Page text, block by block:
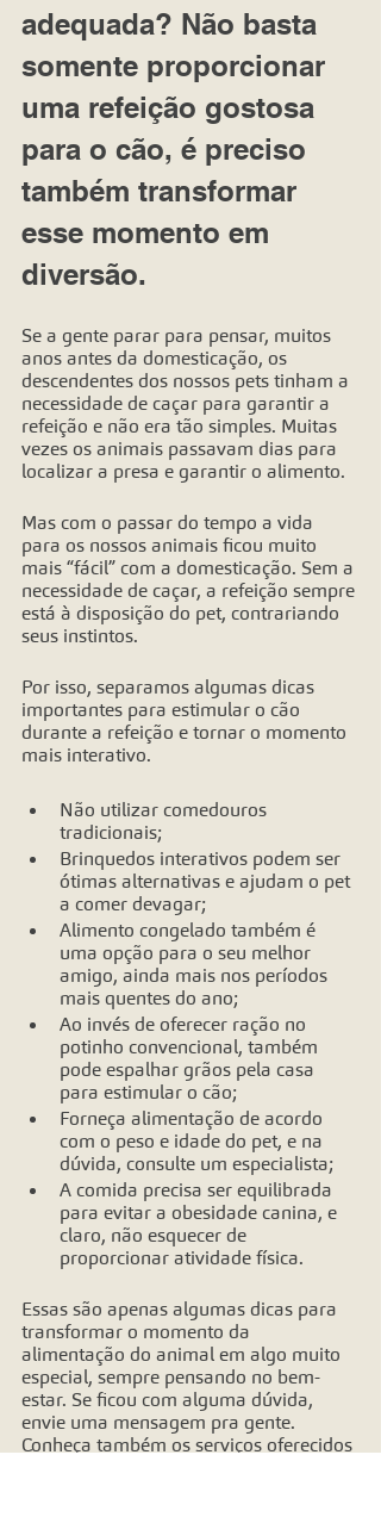
adequada? Não basta
somente proporcionar
uma refeição gostosa
para o cão, é preciso
também transformar
esse momento em
diversão.
Se a gente parar para pensar, muitos
anos antes da domesticação, os
descendentes dos nossos pets tinham a
necessidade de caçar para garantir a
refeição e não era tão simples. Muitas
vezes os animais passavam dias para
localizar a presa e garantir o alimento.
Mas com o passar do tempo a vida
para os nossos animais ficou muito
mais “fácil” com a domesticação. Sem a
necessidade de caçar, a refeição sempre
está à disposição do pet, contrariando
seus instintos.
Por isso, separamos algumas dicas
importantes para estimular o cão
durante a refeição e tornar o momento
mais interativo.
Não utilizar comedouros
tradicionais;
Brinquedos interativos podem ser
ótimas alternativas e ajudam o pet
a comer devagar;
Alimento congelado também é
uma opção para o seu melhor
amigo, ainda mais nos períodos
mais quentes do ano;
Ao invés de oferecer ração no
potinho convencional, também
pode espalhar grãos pela casa
para estimular o cão;
Forneça alimentação de acordo
com o peso e idade do pet, e na
dúvida, consulte um especialista;
A comida precisa ser equilibrada
para evitar a obesidade canina, e
claro, não esquecer de
proporcionar atividade física.
Essas são apenas algumas dicas para
transformar o momento da
alimentação do animal em algo muito
especial, sempre pensando no bem-
estar. Se ficou com alguma dúvida,
envie uma mensagem pra gente.
Conheça também os serviços oferecidos